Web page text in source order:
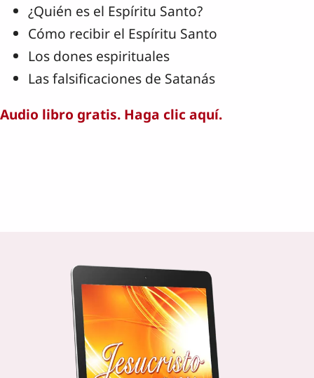
¿Quién es el Espíritu Santo?
Cómo recibir el Espíritu Santo
Los dones espirituales
Las falsificaciones de Satanás
Audio libro gratis. Haga clic aquí.